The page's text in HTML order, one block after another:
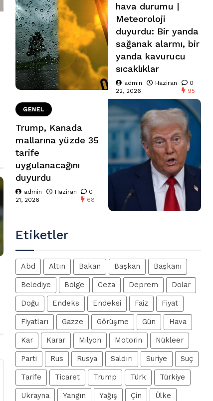
hava durumu |
Meteoroloji
duyurdu: Bir yanda
sağanak alarmı, bir
yanda kavurucu
sıcaklıklar
admin
Haziran
22, 2026
0
95
GENEL
Trump, Kanada
mallarına yüzde 35
tarife
uygulanacağını
duyurdu
admin
Haziran
21, 2026
0
68
Etiketler
Abd Altın Bakan Başkan Başkanı
Belediye Bölge Ceza Deprem Dolar
Doğu Endeks Endeksi Faiz Fiyat
Fiyatları Gazze Görüşme Gün Hava
Kar Karar Milyon Motorin Nükleer
Parti Rus Rusya Saldırı Suriye Suç
Tarife Ticaret Trump Türk Türkiye
Ukrayna Yangın Yağış Çin Ülke